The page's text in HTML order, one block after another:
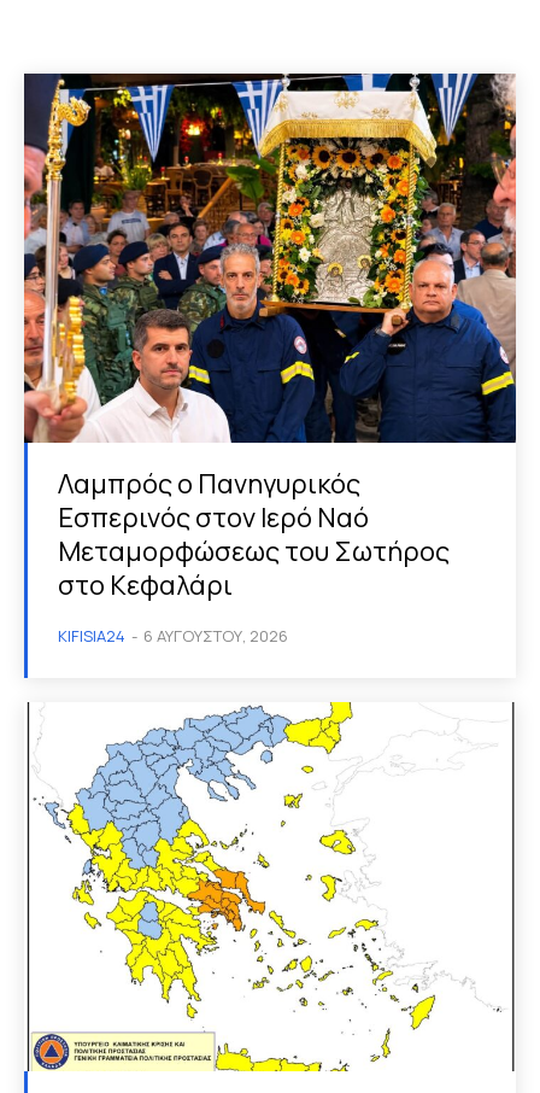
Λαμπρός ο Πανηγυρικός
Εσπερινός στον Ιερό Ναό
Μεταμορφώσεως του Σωτήρος
στο Κεφαλάρι
KIFISIA24 - 6 ΑΥΓΟΎΣΤΟΥ, 2026